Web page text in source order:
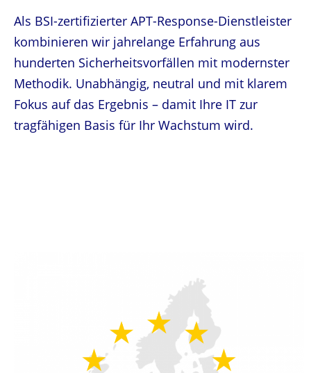
Als BSI-zertifizierter APT-Response-Dienstleister
kombinieren wir jahrelange Erfahrung aus
hunderten Sicherheitsvorfällen mit modernster
Methodik. Unabhängig, neutral und mit klarem
Fokus auf das Ergebnis – damit Ihre IT zur
tragfähigen Basis für Ihr Wachstum wird.